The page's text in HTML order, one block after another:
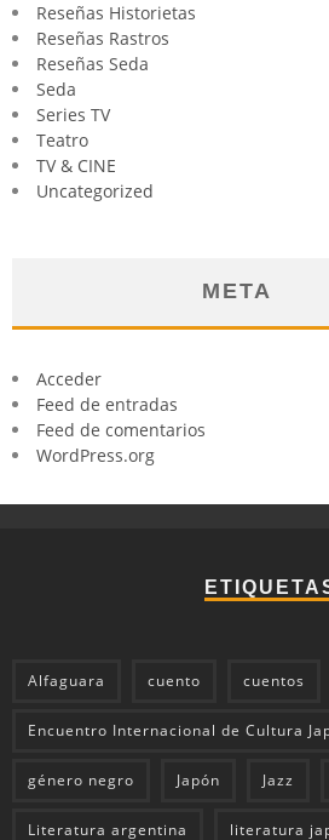
Reseñas Historietas
Reseñas Rastros
Reseñas Seda
Seda
Series TV
Teatro
TV & CINE
Uncategorized
META
Acceder
Feed de entradas
Feed de comentarios
WordPress.org
Alfaguara cuento cuentos
Encuentro Internacional de Cultura
género negro Japón Jazz
Literatura argentina literatura